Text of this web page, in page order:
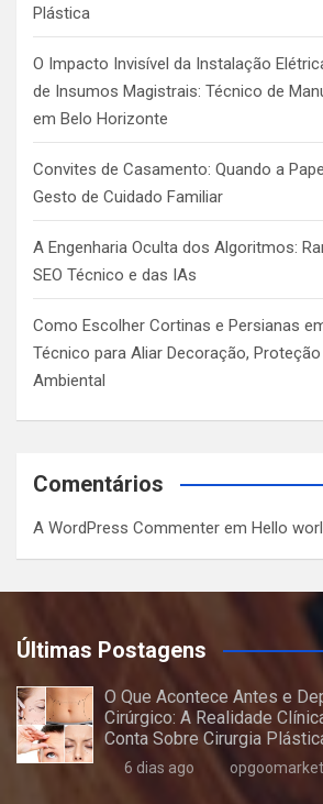
Plástica
O Impacto Invisível da Instalação
de Insumos Magistrais: Técnico de
em Belo Horizonte
Convites de Casamento: Quando a
Gesto de Cuidado Familiar
A Engenharia Oculta dos Algoritmos:
SEO Técnico e das IAs
Como Escolher Cortinas e Persianas
Técnico para Aliar Decoração,
Ambiental
Comentários
A WordPress Commenter em Hello
Últimas Postagens
O Que Acontece Antes e
Cirúrgico: A Realidade
Conta Sobre Cirurgia
6 dias ago